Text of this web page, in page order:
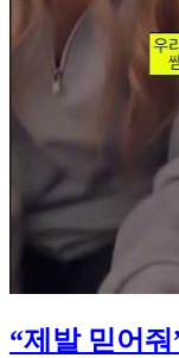
“제발 믿어